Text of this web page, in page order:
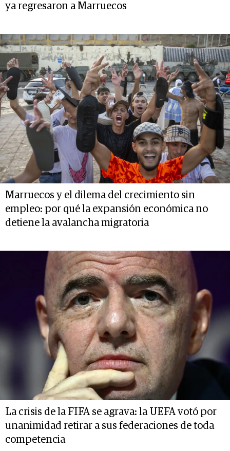
ya regresaron a Marruecos
Marruecos y el dilema del crecimiento sin
empleo: por qué la expansión económica no
detiene la avalancha migratoria
La crisis de la FIFA se agrava: la UEFA votó por
unanimidad retirar a sus federaciones de toda
competencia